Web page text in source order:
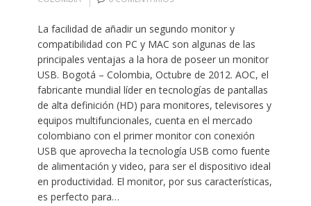
La facilidad de añadir un segundo monitor y
compatibilidad con PC y MAC son algunas de las
principales ventajas a la hora de poseer un monitor
USB. Bogotá – Colombia, Octubre de 2012. AOC, el
fabricante mundial líder en tecnologías de pantallas
de alta definición (HD) para monitores, televisores y
equipos multifuncionales, cuenta en el mercado
colombiano con el primer monitor con conexión
USB que aprovecha la tecnología USB como fuente
de alimentación y video, para ser el dispositivo ideal
en productividad. El monitor, por sus características,
es perfecto para…